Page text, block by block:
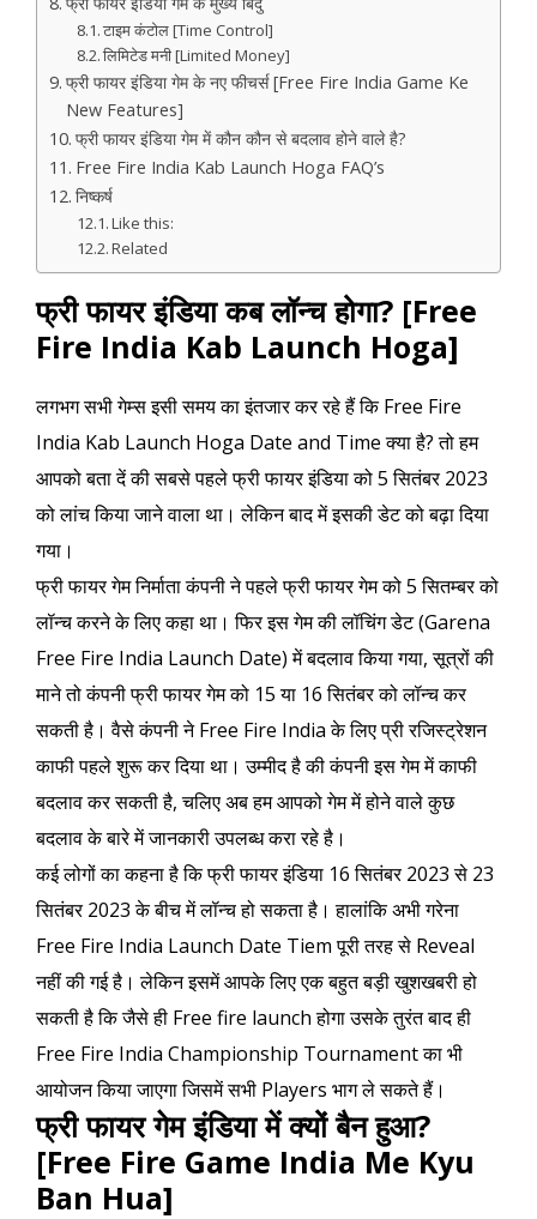
टाइम कंटोल [Time Control]
लिमिटेड मनी [Limited Money]
फ्री फायर इंडिया गेम के नए फीचर्स [Free Fire India Game Ke
New Features]
फ्री फायर इंडिया गेम में कौन कौन से बदलाव होने वाले है?
Free Fire India Kab Launch Hoga FAQ’s
निष्कर्ष
Like this:
Related
फ्री फायर इंडिया कब लॉन्च होगा? [Free
Fire India Kab Launch Hoga]
लगभग सभी गेम्स इसी समय का इंतजार कर रहे हैं कि Free Fire
India Kab Launch Hoga Date and Time क्या है? तो हम
आपको बता दें की सबसे पहले फ्री फायर इंडिया को 5 सितंबर 2023
को लांच किया जाने वाला था। लेकिन बाद में इसकी डेट को बढ़ा दिया
गया।
फ्री फायर गेम निर्माता कंपनी ने पहले फ्री फायर गेम को 5 सितम्बर को
लॉन्च करने के लिए कहा था। फिर इस गेम की लॉचिंग डेट (Garena
Free Fire India Launch Date) में बदलाव किया गया, सूत्रों की
माने तो कंपनी फ्री फायर गेम को 15 या 16 सितंबर को लॉन्च कर
सकती है। वैसे कंपनी ने Free Fire India के लिए प्री रजिस्ट्रेशन
काफी पहले शुरू कर दिया था। उम्मीद है की कंपनी इस गेम में काफी
बदलाव कर सकती है, चलिए अब हम आपको गेम में होने वाले कुछ
बदलाव के बारे में जानकारी उपलब्ध करा रहे है।
कई लोगों का कहना है कि फ्री फायर इंडिया 16 सितंबर 2023 से 23
सितंबर 2023 के बीच में लॉन्च हो सकता है। हालांकि अभी गरेना
Free Fire India Launch Date Tiem पूरी तरह से Reveal
नहीं की गई है। लेकिन इसमें आपके लिए एक बहुत बड़ी खुशखबरी हो
सकती है कि जैसे ही Free fire launch होगा उसके तुरंत बाद ही
Free Fire India Championship Tournament का भी
आयोजन किया जाएगा जिसमें सभी Players भाग ले सकते हैं।
फ्री फायर गेम इंडिया में क्यों बैन हुआ?
[Free Fire Game India Me Kyu
Ban Hua]